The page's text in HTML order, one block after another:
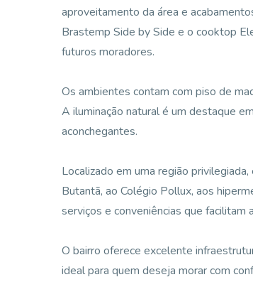
aproveitamento da área e
Brastemp Side by Side e o cooktop
futuros moradores.
Os ambientes contam com piso de
A iluminação natural é um destaque
aconchegantes.
Localizado em uma região
Butantã, ao Colégio Pollux, aos
serviços e conveniências que facilitam
O bairro oferece excelente
ideal para quem deseja morar com